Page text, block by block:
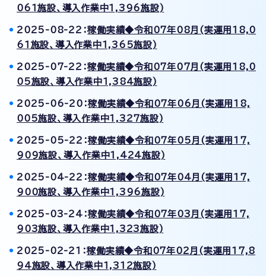
061施設、導入作業中1,396施設)
2025-08-22：稼働実績◆令和07年08月(実運用18,0
61施設、導入作業中1,365施設)
2025-07-22：稼働実績◆令和07年07月(実運用18,0
05施設、導入作業中1,384施設)
2025-06-20：稼働実績◆令和07年06月(実運用18,
005施設、導入作業中1,327施設)
2025-05-22：稼働実績◆令和07年05月(実運用17,
909施設、導入作業中1,424施設)
2025-04-22：稼働実績◆令和07年04月(実運用17,
900施設、導入作業中1,396施設)
2025-03-24：稼働実績◆令和07年03月(実運用17,
903施設、導入作業中1,323施設)
2025-02-21：稼働実績◆令和07年02月(実運用17,8
94施設、導入作業中1,312施設)